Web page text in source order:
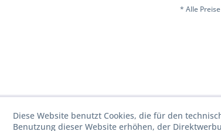
* Alle
Diese Website benutzt Cookies, die für den
Benutzung dieser Website erhöhen, der